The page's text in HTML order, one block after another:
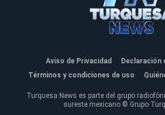
Aviso de Privacidad
Declaración
Términos y condiciones de uso
Turquesa News es parte del grupo
sureste mexicano © Grupo